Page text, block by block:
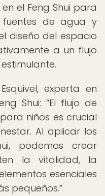
el Feng Shui para
fuentes de agua y
diseño del espacio
a un flujo
experta en
Shui:
El flujo de
niños es crucial
Al aplicar los
podemos crear
la vitalidad, la
esenciales
pequeños.